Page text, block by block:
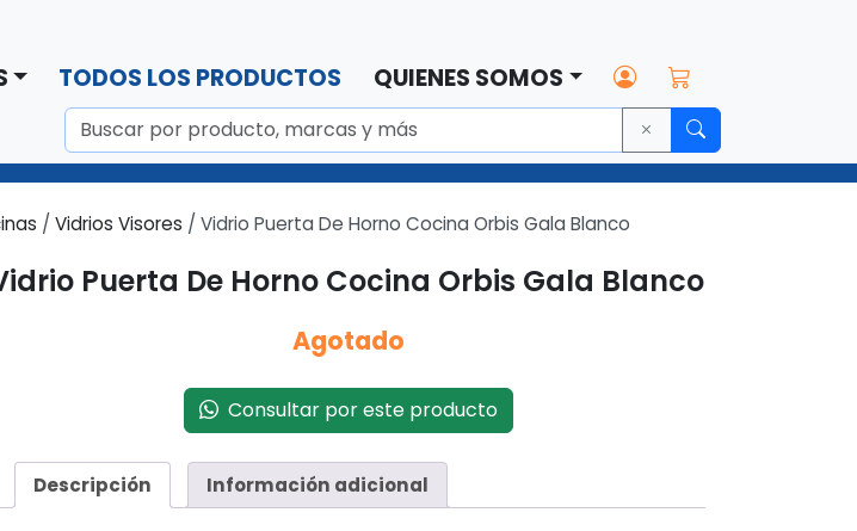
TODOS LOS PRODUCTOS QUIENES SOMOS
/ Vidrios Visores / Vidrio Puerta De Horno Cocina Orbis Gala Blanco
Puerta De Horno Cocina Orbis Gala Blanco
Agotado
Consultar por este producto
Descripción Información adicional